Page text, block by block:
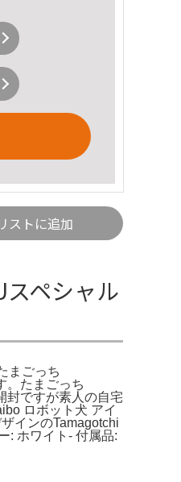
ストに追加
ペシャル
まごっち
。たまごっち
封ですが素人の自宅
ロボット犬 アイ
インのTamagotchi
: ホワイト- 付属品: